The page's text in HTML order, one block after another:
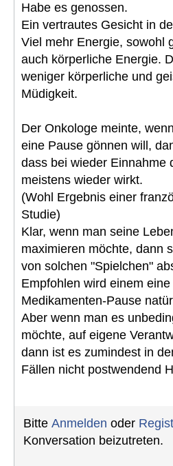
Habe es genossen.
Ein vertrautes Gesicht in
Viel mehr Energie, sowohl
auch körperliche Energie.
weniger körperliche und
Müdigkeit.
Der Onkologe meinte,
eine Pause gönnen will,
dass bei wieder Einnahme
meistens wieder wirkt.
(Wohl Ergebnis einer
Studie)
Klar, wenn man seine
maximieren möchte, dann
von solchen "Spielchen"
Empfohlen wird einem eine
Medikamenten-Pause
Aber wenn man es
möchte, auf eigene
dann ist es zumindest in
Fällen nicht postwendend
Bitte Anmelden oder
Konversation beizutreten.